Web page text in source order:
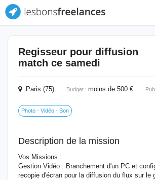
Regisseur pour diffusion
match ce samedi
Paris (75) Budget : moins de 500 €
Photo - Vidéo - Son
Description de la mission
Vos Missions :
Gestion Vidéo : Branchement d'un PC et
recopie d'écran pour la diffusion du flux sur le